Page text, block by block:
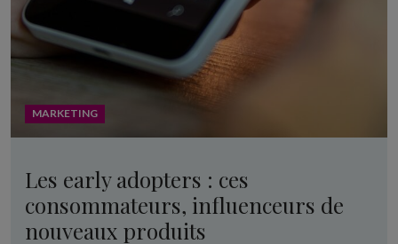
MARKETING
Les early adopters : ces
consommateurs, influenceurs de
nouveaux produits